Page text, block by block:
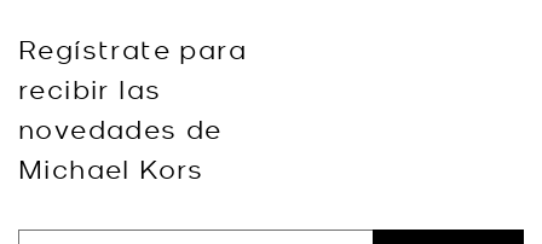
Regístrate para
recibir las
novedades de
Michael Kors